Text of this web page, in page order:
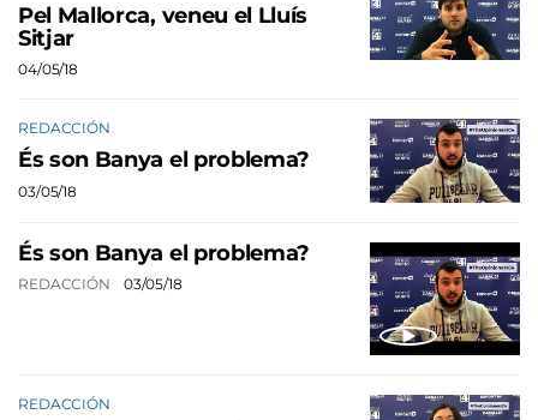
Pel Mallorca, veneu el Lluís
Sitjar
04/05/18
REDACCIÓN
És son Banya el problema?
03/05/18
És son Banya el problema?
REDACCIÓN 03/05/18
REDACCIÓN